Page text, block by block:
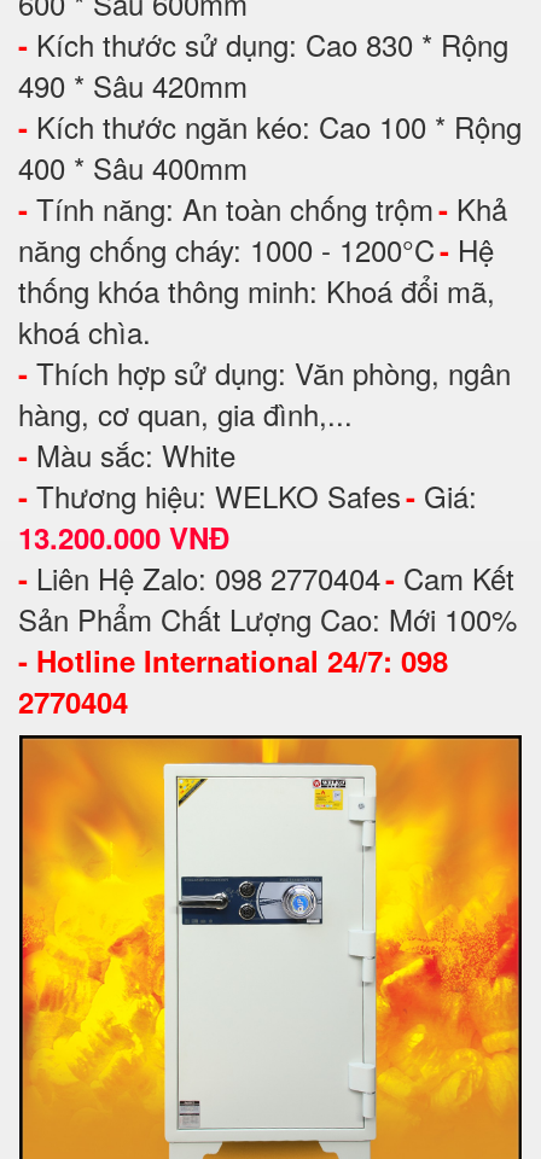
- Kích thước sử dụng: Cao 830 * Rộng
490 * Sâu 420mm
- Kích thước ngăn kéo: Cao 100 * Rộng
400 * Sâu 400mm
- Tính năng: An toàn chống trộm- Khả
năng chống cháy: 1000 - 1200°C- Hệ
thống khóa thông minh: Khoá đổi mã,
khoá chìa.
- Thích hợp sử dụng: Văn phòng, ngân
hàng, cơ quan, gia đình,...
- Màu sắc: White
- Thương hiệu: WELKO Safes- Giá:
13.200.000 VNĐ
- Liên Hệ Zalo: 098 2770404- Cam Kết
Sản Phẩm Chất Lượng Cao: Mới 100%
- Hotline International 24/7: 098
2770404